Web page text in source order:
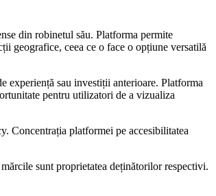
din robinetul său. Platforma permite
geografice, ceea ce o face o opțiune versatilă
experiență sau investiții anterioare. Platforma
pentru utilizatori de a vizualiza
Concentrația platformei pe accesibilitatea
sunt proprietatea deținătorilor respectivi.